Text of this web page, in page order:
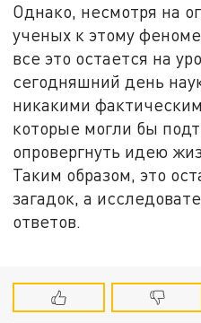
Однако, несмотря на
ученых к этому
все это остается на
сегодняшний день
никакими
которые могли бы
опровергнуть идею
Таким образом, это
загадок, а
ответов.